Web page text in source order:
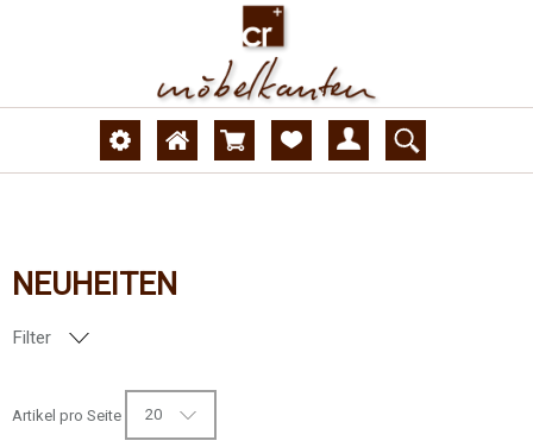
NEUHEITEN
Filter
Artikel pro Seite 20